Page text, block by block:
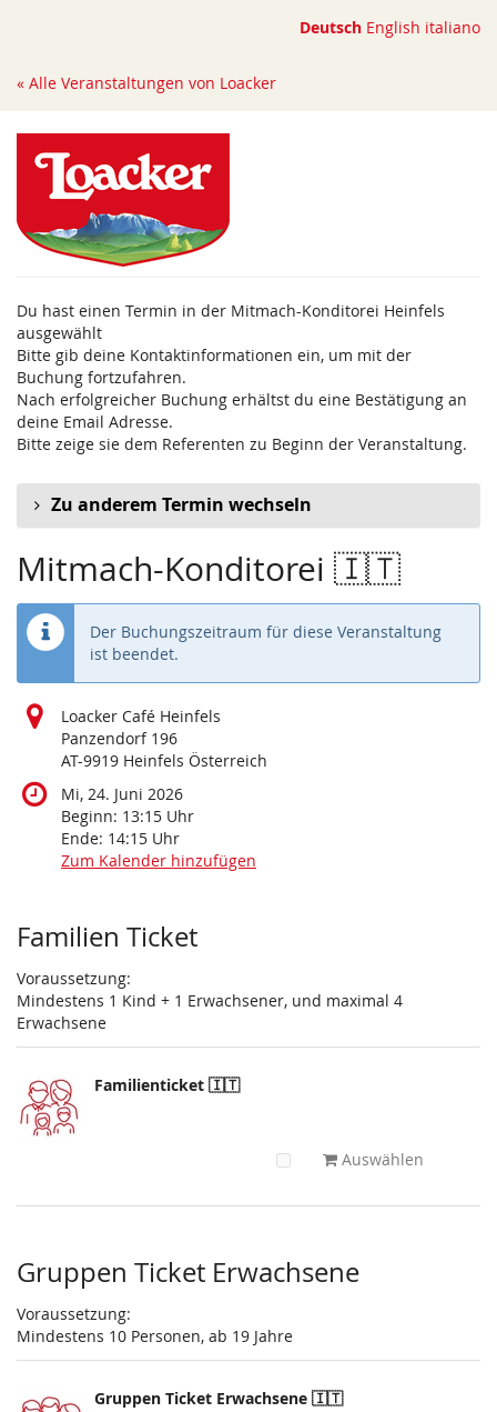
springen
Deutsch English italiano
« Alle Veranstaltungen von Loacker
Du hast einen Termin in der Mitmach-Konditorei Heinfels
ausgewählt
Bitte gib deine Kontaktinformationen ein, um mit der
Buchung fortzufahren.
Nach erfolgreicher Buchung erhältst du eine Bestätigung an
deine Email Adresse.
Bitte zeige sie dem Referenten zu Beginn der Veranstaltung.
Zu anderem Termin wechseln
Mitmach-Konditorei 🇮🇹
Der Buchungszeitraum für diese Veranstaltung
ist beendet.
Loacker Café Heinfels
Panzendorf 196
AT-9919 Heinfels Österreich
Mi, 24. Juni 2026
Beginn: 13:15 Uhr
Ende: 14:15 Uhr
Zum Kalender hinzufügen
Produkte
Familien Ticket
Voraussetzung:
Mindestens 1 Kind + 1 Erwachsener, und maximal 4
Erwachsene
Familienticket 🇮🇹
Auswählen
Gruppen Ticket Erwachsene
Voraussetzung:
Mindestens 10 Personen, ab 19 Jahre
Gruppen Ticket Erwachsene 🇮🇹